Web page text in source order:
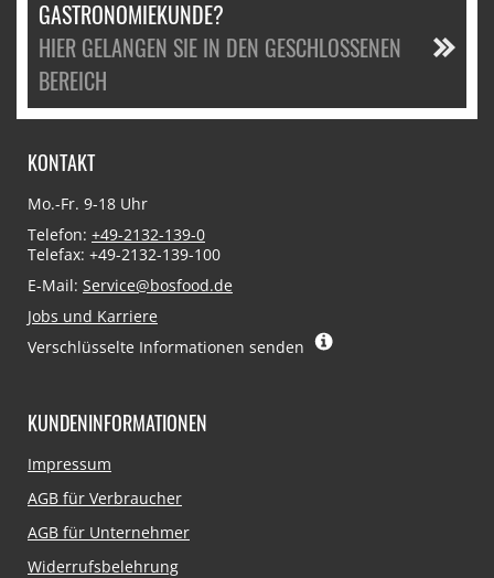
GASTRONOMIEKUNDE?
HIER GELANGEN SIE IN DEN GESCHLOSSENEN
BEREICH
KONTAKT
Mo.-Fr. 9-18 Uhr
Telefon: +49-2132-139-0
Telefax: +49-2132-139-100
E-Mail: Service@bosfood.de
Jobs und Karriere
Verschlüsselte Informationen senden
KUNDENINFORMATIONEN
Navigation
Impressum
AGB für Verbraucher
AGB für Unternehmer
Widerrufsbelehrung